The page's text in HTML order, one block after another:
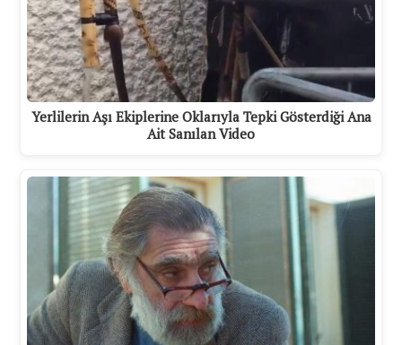
Yerlilerin Aşı Ekiplerine Oklarıyla Tepki Gösterdiği Ana
Ait Sanılan Video